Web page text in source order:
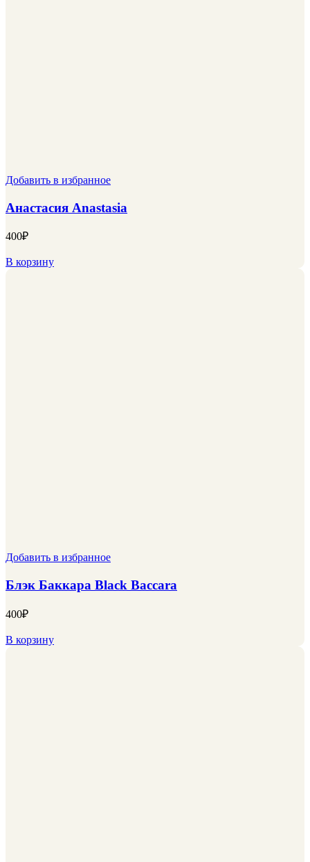
Добавить в избранное
Анастасия Anastasia
400₽
В корзину
Добавить в избранное
Блэк Баккара Black Baccara
400₽
В корзину